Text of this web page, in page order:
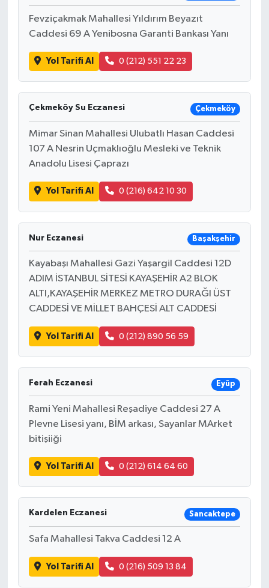
Fevziçakmak Mahallesi Yıldırım Beyazıt
Caddesi 69 A Yenibosna Garanti Bankası Yanı
Yol Tarifi Al 0 (212) 551 22 23
Çekmeköy Su Eczanesi Çekmeköy
Mimar Sinan Mahallesi Ulubatlı Hasan Caddesi
107 A Nesrin Uçmaklıoğlu Mesleki ve Teknik
Anadolu Lisesi Çaprazı
Yol Tarifi Al 0 (216) 642 10 30
Nur Eczanesi Başakşehir
Kayabaşı Mahallesi Gazi Yaşargil Caddesi 12D
ADIM İSTANBUL SİTESİ KAYAŞEHİR A2 BLOK
ALTI,KAYAŞEHİR MERKEZ METRO DURAĞI ÜST
CADDESİ VE MİLLET BAHÇESİ ALT CADDESİ
Yol Tarifi Al 0 (212) 890 56 59
Ferah Eczanesi Eyüp
Rami Yeni Mahallesi Reşadiye Caddesi 27 A
Plevne Lisesi yanı, BİM arkası, Sayanlar MArket
bitişiiği
Yol Tarifi Al 0 (212) 614 64 60
Kardelen Eczanesi Sancaktepe
Safa Mahallesi Takva Caddesi 12 A
Yol Tarifi Al 0 (216) 509 13 84